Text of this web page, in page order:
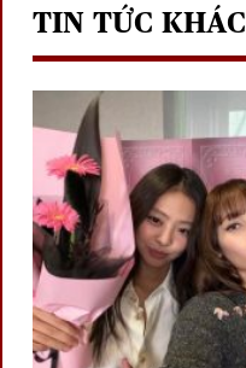
TIN TỨC KHÁC